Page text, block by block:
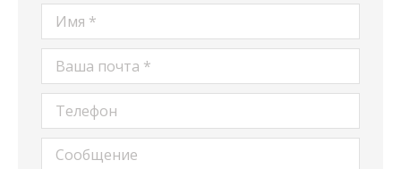
Имя *
Ваша почта *
Телефон
Сообщение